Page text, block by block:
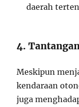
daerah
4.
Meskipun
kendaraan
juga